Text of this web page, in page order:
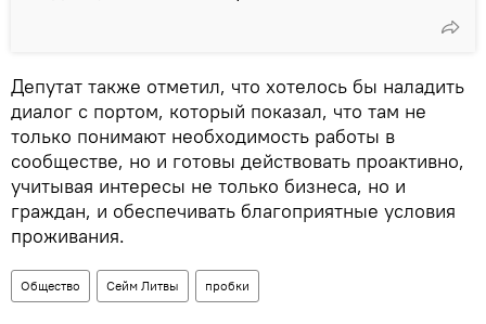
Депутат также отметил, что хотелось бы наладить
диалог с портом, который показал, что там не
только понимают необходимость работы в
сообществе, но и готовы действовать проактивно,
учитывая интересы не только бизнеса, но и
граждан, и обеспечивать благоприятные условия
проживания.
Общество Сейм Литвы пробки